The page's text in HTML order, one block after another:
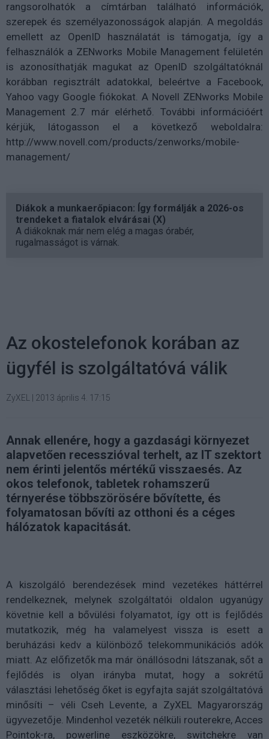
rangsorolhatók a címtárban található információk,
szerepek és személyazonosságok alapján. A megoldás
emellett az OpenID használatát is támogatja, így a
felhasználók a ZENworks Mobile Management felületén
is azonosíthatják magukat az OpenID szolgáltatóknál
korábban regisztrált adatokkal, beleértve a Facebook,
Yahoo vagy Google fiókokat. A Novell ZENworks Mobile
Management 2.7 már elérhető. További információért
kérjük, látogasson el a következő weboldalra:
http://www.novell.com/products/zenworks/mobile-
management/
Diákok a munkaerőpiacon: Így formálják a 2026-os
trendeket a fiatalok elvárásai (X)
A diákoknak már nem elég a magas órabér,
rugalmasságot is várnak.
Az okostelefonok korában az
ügyfél is szolgáltatóvá válik
ZyXEL 2013 április 4. 17:15
Annak ellenére, hogy a gazdasági környezet
alapvetően recesszióval terhelt, az IT szektort
nem érinti jelentős mértékű visszaesés. Az
okos telefonok, tabletek rohamszerű
térnyerése többszörösére bővítette, és
folyamatosan bővíti az otthoni és a céges
hálózatok kapacitását.
A kiszolgáló berendezések mind vezetékes háttérrel
rendelkeznek, melynek szolgáltatói oldalon ugyanúgy
követnie kell a bővülési folyamatot, így ott is fejlődés
mutatkozik, még ha valamelyest vissza is esett a
beruházási kedv a különböző telekommunikációs adók
miatt. Az előfizetők ma már önállósodni látszanak, sőt a
fejlődés is olyan irányba mutat, hogy a sokrétű
választási lehetőség őket is egyfajta saját szolgáltatóvá
minősíti – véli Cseh Levente, a ZyXEL Magyarország
ügyvezetője. Mindenhol vezeték nélküli routerekre, Acces
Pointok-ra, powerline eszközökre, switchekre van